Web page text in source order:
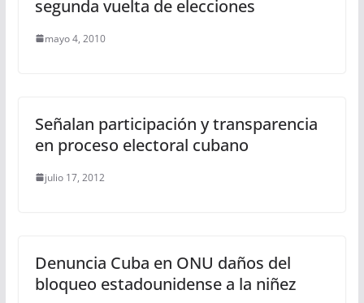
segunda vuelta de elecciones
mayo 4, 2010
Señalan participación y transparencia
en proceso electoral cubano
julio 17, 2012
Denuncia Cuba en ONU daños del
bloqueo estadounidense a la niñez